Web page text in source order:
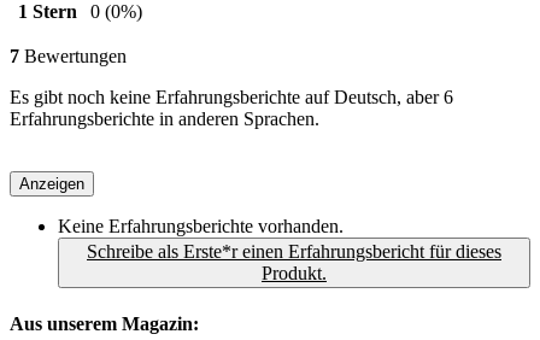
1 Stern
0 (0%)
7 Bewertungen
Es gibt noch keine Erfahrungsberichte auf Deutsch, aber 6
Erfahrungsberichte in anderen Sprachen.
Anzeigen
Keine Erfahrungsberichte vorhanden.
Schreibe als Erste*r einen Erfahrungsbericht für dieses
Produkt.
Aus unserem Magazin: